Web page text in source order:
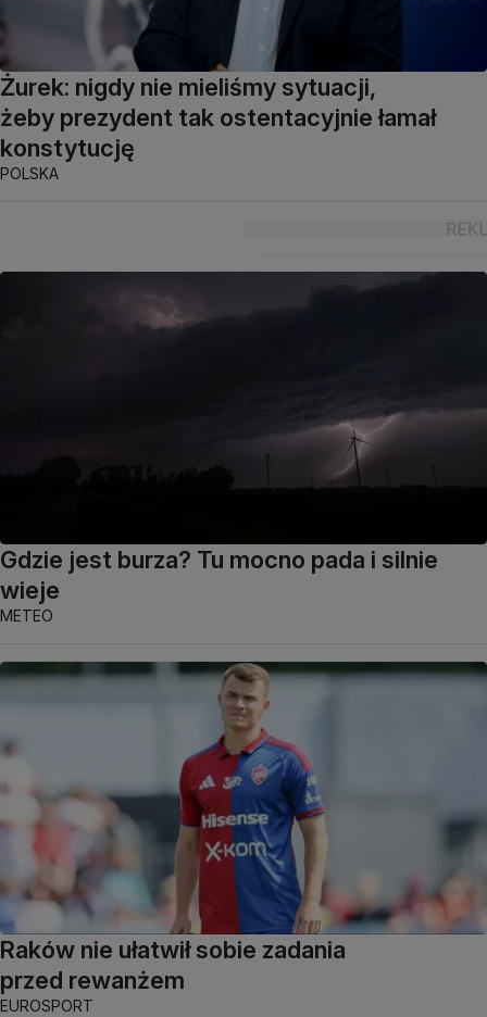
Żurek: nigdy nie mieliśmy sytuacji,
żeby prezydent tak ostentacyjnie łamał
konstytucję
POLSKA
Gdzie jest burza? Tu mocno pada i silnie
wieje
METEO
Raków nie ułatwił sobie zadania
przed rewanżem
EUROSPORT